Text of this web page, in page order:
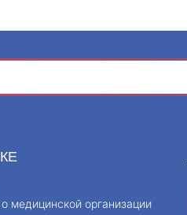
медицинской организации